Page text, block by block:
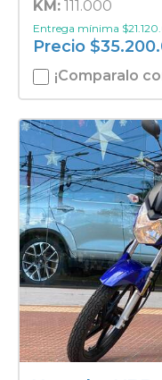
KM: 111.000
Entrega mínima $
Precio $
¡Comparalo